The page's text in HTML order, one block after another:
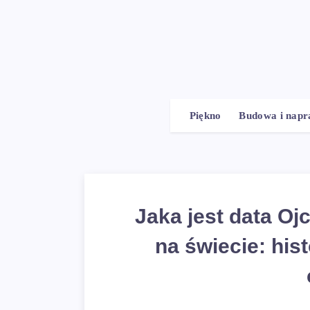
Piękno Budowa i
Jaka jest data
na świecie: